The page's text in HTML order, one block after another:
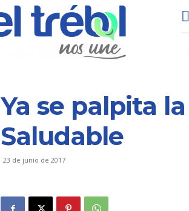
Ya se palpita
Saludable
23 de junio de 2017